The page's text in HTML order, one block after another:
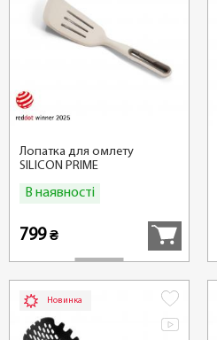
Лопатка для омлету
SILICON PRIME
В наявності
799₴
Новинка